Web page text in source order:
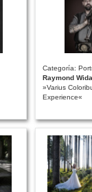
Categoría:
Raymond
»Varius
Experience«